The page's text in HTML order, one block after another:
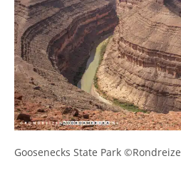
Goosenecks State Park